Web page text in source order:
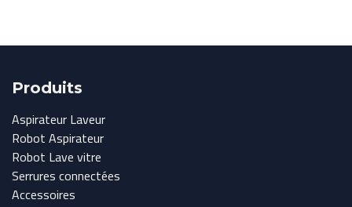
Produits
Aspirateur Laveur
Robot Aspirateur
Robot Lave vitre
Serrures connectées
Accessoires